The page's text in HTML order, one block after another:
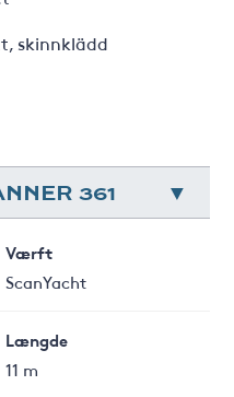
skinnklädd
361
Værft
ScanYacht
Længde
11 m